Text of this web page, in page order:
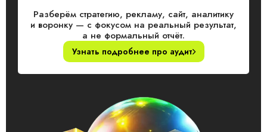
Разберём стратегию, рекламу, сайт, аналитику
и воронку — с фокусом на реальный результат,
а не формальный отчёт.
Узнать подробнее про аудит